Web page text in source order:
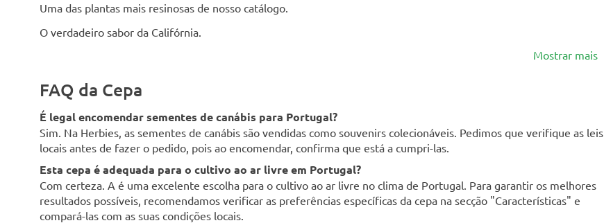
Uma das plantas mais resinosas de nosso catálogo.
O verdadeiro sabor da Califórnia.
Mostrar mais
FAQ da Cepa
É legal encomendar sementes de canábis para Portugal?
Sim. Na Herbies, as sementes de canábis são vendidas como souvenirs colecionáveis. Pedimos que verifique as leis
locais antes de fazer o pedido, pois ao encomendar, confirma que está a cumpri-las.
Esta cepa é adequada para o cultivo ao ar livre em Portugal?
Com certeza. A é uma excelente escolha para o cultivo ao ar livre no clima de Portugal. Para garantir os melhores
resultados possíveis, recomendamos verificar as preferências específicas da cepa na secção "Características" e
compará-las com as suas condições locais.